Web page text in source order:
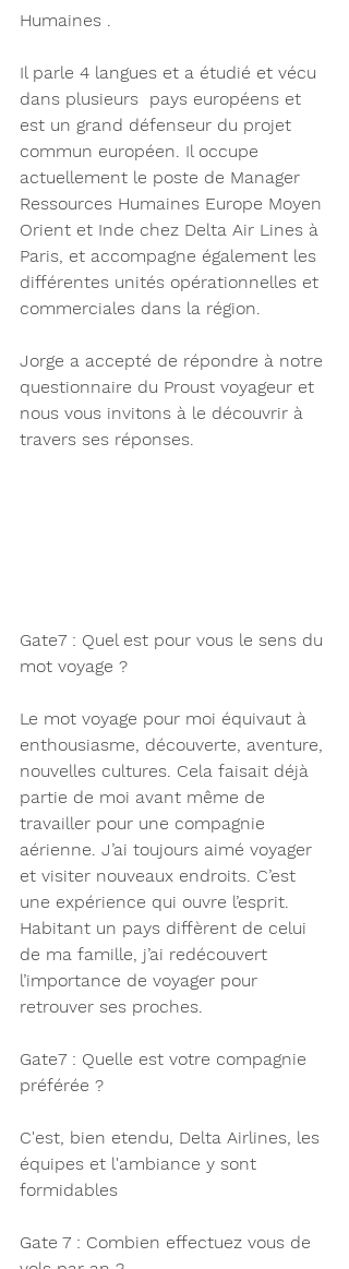
Humaines .
Il parle 4 langues et a étudié et vécu
dans plusieurs  pays européens et
est un grand défenseur du projet
commun européen. Il occupe
actuellement le poste de Manager
Ressources Humaines Europe Moyen
Orient et Inde chez Delta Air Lines à
Paris, et accompagne également les
différentes unités opérationnelles et
commerciales dans la région.
Jorge a accepté de répondre à notre
questionnaire du Proust voyageur et
nous vous invitons à le découvrir à
travers ses réponses.
Gate7 : Quel est pour vous le sens du
mot voyage ?
Le mot voyage pour moi équivaut à
enthousiasme, découverte, aventure,
nouvelles cultures. Cela faisait déjà
partie de moi avant même de
travailler pour une compagnie
aérienne. J’ai toujours aimé voyager
et visiter nouveaux endroits. C’est
une expérience qui ouvre l’esprit.
Habitant un pays diffèrent de celui
de ma famille, j’ai redécouvert
l’importance de voyager pour
retrouver ses proches.
Gate7 : Quelle est votre compagnie
préférée ?
C'est, bien etendu, Delta Airlines, les
équipes et l'ambiance y sont
formidables
Gate 7 : Combien effectuez vous de